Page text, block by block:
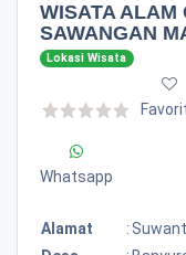
WISATA ALAM
SAWANGAN
Lokasi Wisata
Whatsapp
Alamat :